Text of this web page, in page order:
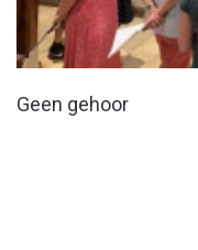
Geen gehoor